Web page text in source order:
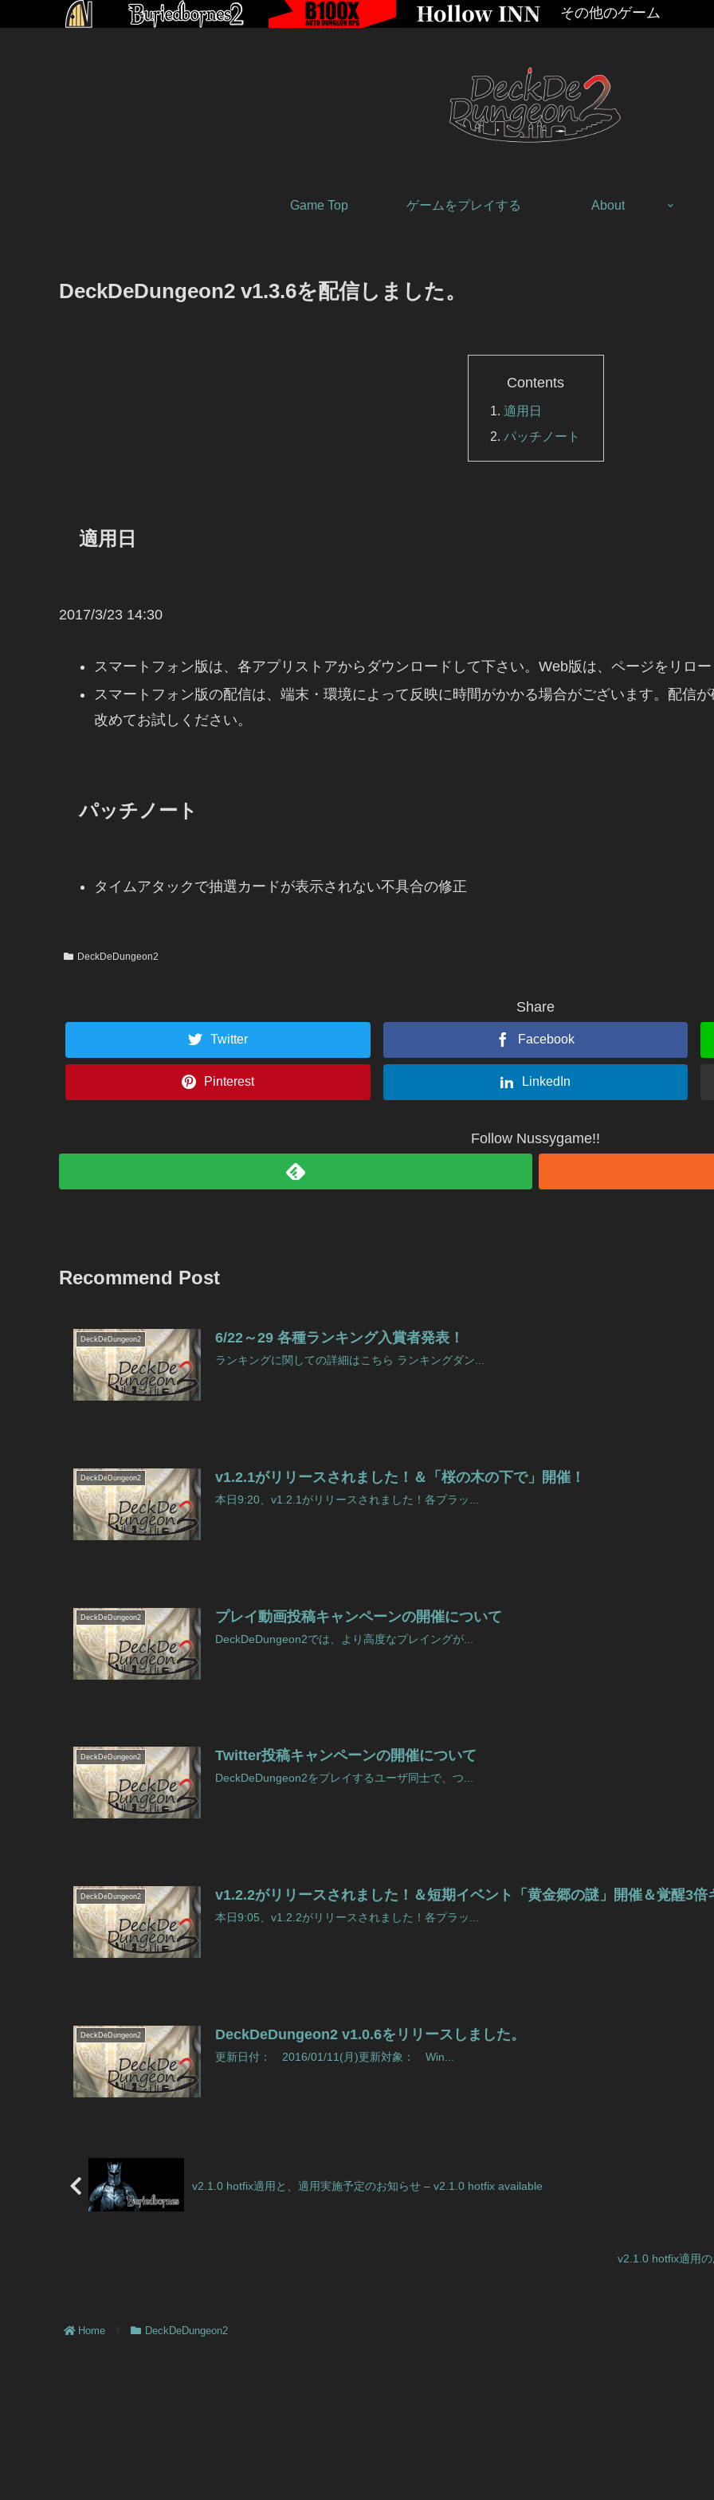
その他のゲーム
Game Top ゲームをプレイする About
DeckDeDungeon2 v1.3.6を配信しました。
Contents
適用日
パッチノート
適用日
2017/3/23 14:30
スマートフォン版は、各アプリストアからダウンロードして下さい。Web版は、ページをリロ
スマートフォン版の配信は、端末・環境によって反映に時間がかかる場合がございます。配信
改めてお試しください。
パッチノート
タイムアタックで抽選カードが表示されない不具合の修正
DeckDeDungeon2
Share
Twitter Facebook
Pinterest LinkedIn
Follow Nussygame!!
Recommend Post
DeckDeDungeon2 6/22～29 各種ランキング入賞者発表！
ランキングに関しての詳細はこちら ランキングダン...
DeckDeDungeon2 v1.2.1がリリースされました！＆「桜の木の下で」開催！
本日9:20、v1.2.1がリリースされました！各プラッ...
DeckDeDungeon2 プレイ動画投稿キャンペーンの開催について
DeckDeDungeon2では、より高度なプレイングが...
DeckDeDungeon2 Twitter投稿キャンペーンの開催について
DeckDeDungeon2をプレイするユーザ同士で、つ...
DeckDeDungeon2 v1.2.2がリリースされました！＆短期イベント「黄金郷の謎」開催＆覚醒3倍
本日9:05、v1.2.2がリリースされました！各プラッ...
DeckDeDungeon2 DeckDeDungeon2 v1.0.6をリリースしました。
更新日付： 2016/01/11(月)更新対象： Win...
v2.1.0 hotfix適用と、適用実施予定のお知らせ – v2.1.0 hotfix available
v2.1.0 hotfix適用
Home DeckDeDungeon2